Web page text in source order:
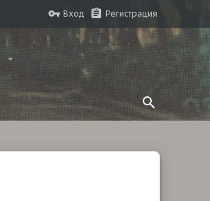
Вход Регистрация